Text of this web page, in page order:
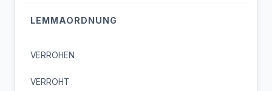
LEMMAORDNUNG
VERROHEN
VERROHT